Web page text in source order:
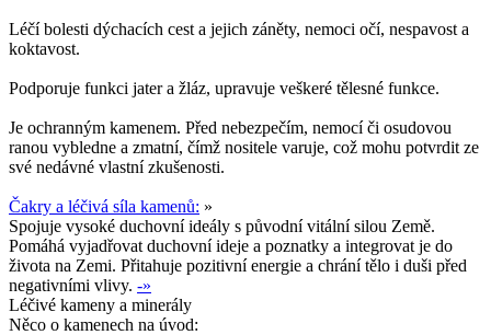
Léčí bolesti dýchacích cest a jejich záněty, nemoci očí, nespavost a
koktavost.
Podporuje funkci jater a žláz, upravuje veškeré tělesné funkce.
Je ochranným kamenem. Před nebezpečím, nemocí či osudovou
ranou vybledne a zmatní, čímž nositele varuje, což mohu potvrdit ze
své nedávné vlastní zkušenosti.
Čakry a léčivá síla kamenů: »
Spojuje vysoké duchovní ideály s původní vitální silou Země.
Pomáhá vyjadřovat duchovní ideje a poznatky a integrovat je do
života na Zemi. Přitahuje pozitivní energie a chrání tělo i duši před
negativními vlivy. -»
Léčivé kameny a minerály
Něco o kamenech na úvod: